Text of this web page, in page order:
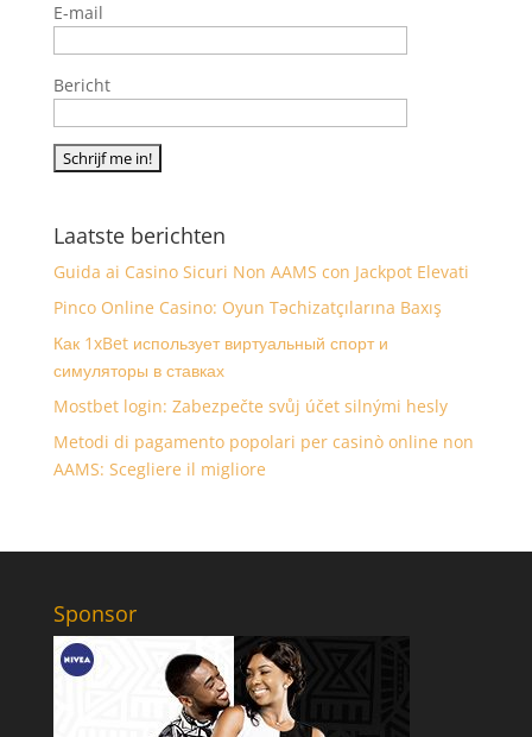
E-mail
Bericht
Laatste berichten
Guida ai Casino Sicuri Non AAMS con Jackpot Elevati
Pinco Online Casino: Oyun Təchizatçılarına Baxış
Как 1xBet использует виртуальный спорт и
симуляторы в ставках
Mostbet login: Zabezpečte svůj účet silnými hesly
Metodi di pagamento popolari per casinò online non
AAMS: Scegliere il migliore
Sponsor